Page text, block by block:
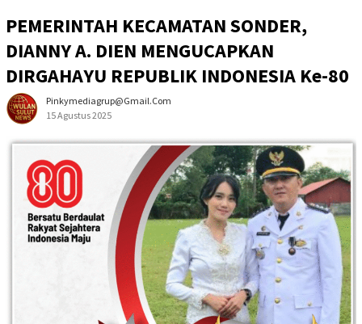
PEMERINTAH KECAMATAN SONDER,
DIANNY A. DIEN MENGUCAPKAN
DIRGAHAYU REPUBLIK INDONESIA Ke-80
Pinkymediagrup@gmail.com
15 Agustus 2025